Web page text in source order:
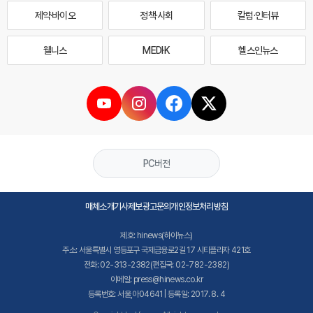
제약·바이오 정책·사회 칼럼·인터뷰
웰니스 MEDI·K 헬스인뉴스
PC버전
매체소개기사제보광고문의개인정보처리방침
제호: hinews(하이뉴스)
주소: 서울특별시 영등포구 국제금융로2길 17 시티플라자 421호
전화: 02-313-2382(편집국: 02-782-2382)
이메일: press@hinews.co.kr
등록번호: 서울,아04641 | 등록일: 2017. 8. 4